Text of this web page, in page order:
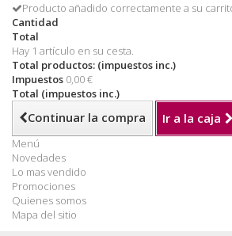
Producto añadido correctamente a su
Cantidad
Total
Hay 1 artículo en su cesta.
Total productos: (impuestos inc.)
Impuestos 0,00 €
Total (impuestos inc.)
Continuar la compra Ir a la caja
Menú
Novedades
Lo mas vendido
Promociones
Quienes somos
Mapa del sitio